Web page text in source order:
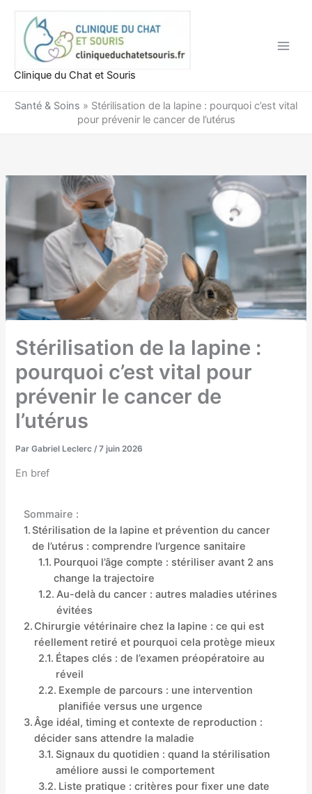
contenu
Clinique du Chat et Souris
Santé & Soins » Stérilisation de la lapine : pourquoi c’est vital
pour prévenir le cancer de l’utérus
Stérilisation de la lapine :
pourquoi c’est vital pour
prévenir le cancer de
l’utérus
ParGabriel Leclerc /7 juin 2026
En bref
Sommaire :
Stérilisation de la lapine et prévention du cancer
de l’utérus : comprendre l’urgence sanitaire
Pourquoi l’âge compte : stériliser avant 2 ans
change la trajectoire
Au-delà du cancer : autres maladies utérines
évitées
Chirurgie vétérinaire chez la lapine : ce qui est
réellement retiré et pourquoi cela protège mieux
Étapes clés : de l’examen préopératoire au
réveil
Exemple de parcours : une intervention
planifiée versus une urgence
Âge idéal, timing et contexte de reproduction :
décider sans attendre la maladie
Signaux du quotidien : quand la stérilisation
améliore aussi le comportement
Liste pratique : critères pour fixer une date